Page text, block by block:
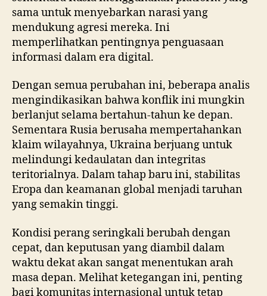
sama untuk menyebarkan narasi yang
mendukung agresi mereka. Ini
memperlihatkan pentingnya penguasaan
informasi dalam era digital.
Dengan semua perubahan ini, beberapa analis
mengindikasikan bahwa konflik ini mungkin
berlanjut selama bertahun-tahun ke depan.
Sementara Rusia berusaha mempertahankan
klaim wilayahnya, Ukraina berjuang untuk
melindungi kedaulatan dan integritas
teritorialnya. Dalam tahap baru ini, stabilitas
Eropa dan keamanan global menjadi taruhan
yang semakin tinggi.
Kondisi perang seringkali berubah dengan
cepat, dan keputusan yang diambil dalam
waktu dekat akan sangat menentukan arah
masa depan. Melihat ketegangan ini, penting
bagi komunitas internasional untuk tetap